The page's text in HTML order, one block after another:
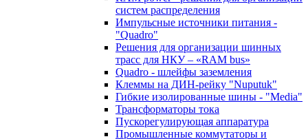
систем распределения
Импульсные источники питания -
"Quadro"
Решения для организации шинных
трасс для НКУ – «RAM bus»
Quadro - шлейфы заземления
Клеммы на ДИН-рейку "Nuputuk"
Гибкие изолированные шины - "Media"
Трансформаторы тока
Пускорегулирующая аппаратура
Промышленные коммутаторы и